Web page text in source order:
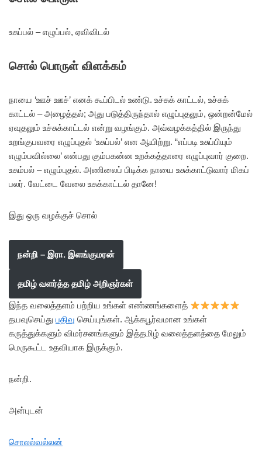
உசுப்பல் – எழுப்பல், ஏவிவிடல்
சொல் பொருள் விளக்கம்
நாயை ‘ஊச் ஊச்’ எனக் கூப்பிடல் உண்டு. உச்சுக் காட்டல், உச்சுக்
காட்டல் – அழைத்தல்; அது படுத்திருந்தால் எழுப்புதலும், ஒன்றன்மேல்
ஏவுதலும் உச்சுக்காட்டல் என்று வழங்கும். அவ்வழக்கத்தில் இருந்து
உறங்குபவரை எழுப்புதல் ‘உசுப்பல்’ என ஆயிற்று. “எப்படி உசுப்பியும்
எழும்பவில்லை’ என்பது கும்பகன்ன உறக்கத்தாரை எழுப்புவார் குறை.
உசும்பல் – எழும்புதல். அணிலைப் பிடிக்க நாயை உசுக்காட்டுவார் மிகப்
பலர். வேட்டை வேலை உசுக்காட்டல் தானே!
இது ஒரு வழக்குச் சொல்
நன்றி – இரா. இளங்குமரன்
தமிழ் வளர்த்த தமிழ் அறிஞர்கள்
இந்த வலைத்தளம் பற்றிய உங்கள் எண்ணங்களைத்
தயவுசெய்து பதிவு செய்யுங்கள். ஆக்கபூர்வமான உங்கள்
கருத்துக்களும் விமர்சனங்களும் இத்தமிழ் வலைத்தளத்தை மேலும்
மெருகூட்ட உதவியாக இருக்கும்.
நன்றி.
அன்புடன்
சொலல்வல்லன்